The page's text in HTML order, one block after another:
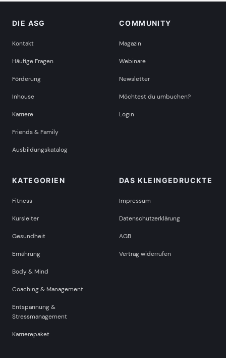
DIE ASG
Kontakt
Häufige Fragen
Förderung
Inhouse
Karriere
Friends & Family
Ausbildungskatalog
COMMUNITY
Magazin
Webinare
Newsletter
Möchtest du umbuchen?
Login
KATEGORIEN
Fitness
Kursleiter
Gesundheit
Ernährung
Body & Mind
Coaching & Management
Entspannung &
Stressmanagement
Karrierepaket
DAS KLEINGEDRUCKTE
Impressum
Datenschutzerklärung
AGB
Vertrag widerrufen